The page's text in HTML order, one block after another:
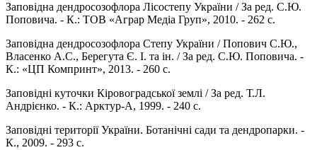
Заповідна дендросозофлора Лісостепу України / За ред. С.Ю.
Поповича. - К.: ТОВ «Аграр Медіа Груп», 2010. - 262 с.
Заповідна дендросозофлора Степу України / Попович С.Ю.,
Власенко А.С., Берегута Є. І. та ін. / За ред. С.Ю. Поповича. -
К.: «ЦП Компринт», 2013. - 260 с.
Заповідні куточки Кіровоградської землі / За ред. Т.Л.
Андрієнко. - К.: Арктур-А, 1999. - 240 с.
Заповідні території України. Ботанічні сади та дендропарки. -
К., 2009. - 293 с.